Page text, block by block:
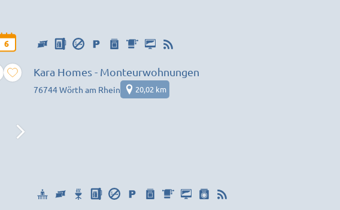
6
Kara Homes - Monteurwohnungen
76744 Wörth am Rhein 20,02 km